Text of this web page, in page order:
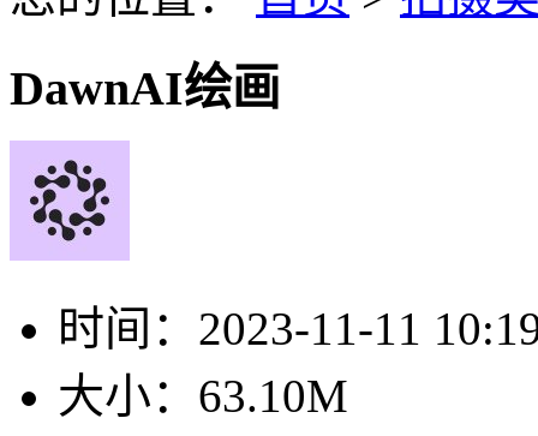
DawnAI绘画
时间： 2023-11-11
大小： 63.10M